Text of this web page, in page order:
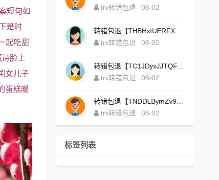
短句如
是时
起吃甜
脸上
女儿子
蛋糕暖
trx转错包退
08-02
trx转错包退
08-02
trx转错包退
08-02
trx转错包退
08-02
标签列表